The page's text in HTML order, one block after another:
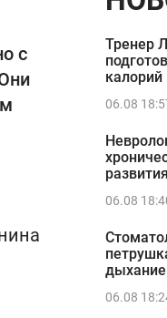
с
Тренер
калорий
06.08
06.08
дыхание
06.08